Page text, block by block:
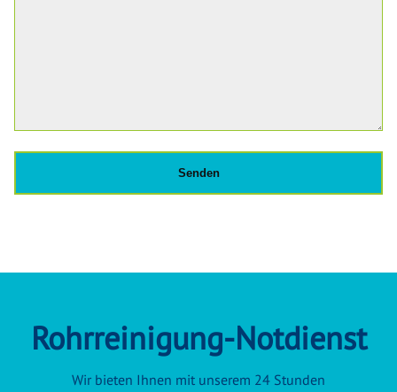
Rohrreinigung-Notdienst
Wir bieten Ihnen mit unserem 24 Stunden